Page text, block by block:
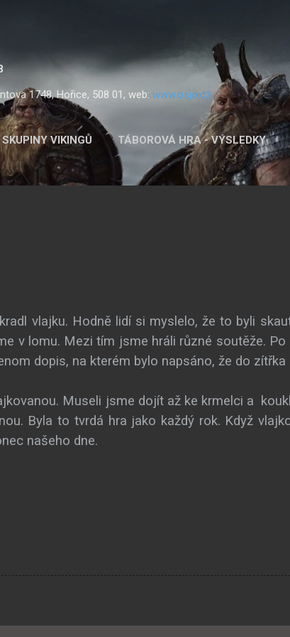
1748, Hořice, 508 01, web: www.osjo.cz
SKUPINY VIKINGŮ TÁBOROVÁ HRA - VÝSLEDKY
vlajku. Hodně lidí si myslelo, že to byli
v lomu. Mezi tím jsme hráli různé soutěže.
dopis, na kterém bylo napsáno, že do
Museli jsme dojít až ke krmelci a
Byla to tvrdá hra jako každý rok. Když
našeho dne.